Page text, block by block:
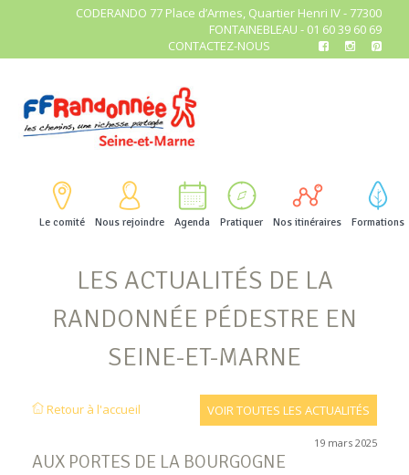
CODERANDO 77 Place d’Armes, Quartier Henri IV - 77300
FONTAINEBLEAU - 01 60 39 60 69
CONTACTEZ-NOUS
Le comité Nous rejoindre Agenda Pratiquer Nos itinéraires Formations
LES ACTUALITÉS DE LA
RANDONNÉE PÉDESTRE EN
SEINE-ET-MARNE
Retour à l'accueil VOIR TOUTES LES ACTUALITÉS
AUX PORTES DE LA BOURGOGNE
19 mars 2025